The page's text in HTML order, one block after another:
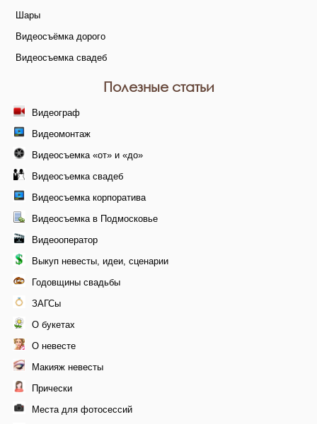
Шары
Видеосъёмка дорого
Видеосъемка свадеб
Полезные статьи
Видеограф
Видеомонтаж
Видеосъемка «от» и «до»
Видеосъемка свадеб
Видеосъемка корпоратива
Видеосъемка в Подмосковье
Видеооператор
Выкуп невесты, идеи, сценарии
Годовщины свадьбы
ЗАГСы
О букетах
О невесте
Макияж невесты
Прически
Места для фотосессий